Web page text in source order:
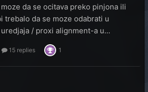
da se ocitava preko pinjona ili
trebalo da se moze odabrati u
/ proxi alignment-a u...
15 replies 1